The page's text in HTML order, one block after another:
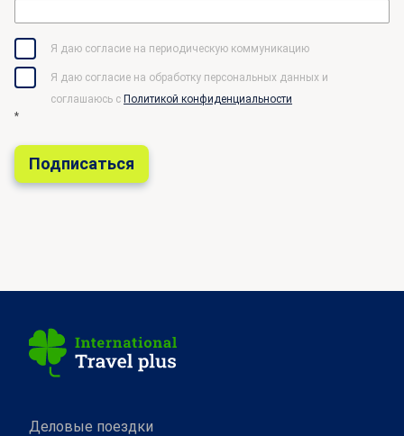
Я даю согласие на периодическую коммуникацию
Я даю согласие на обработку персональных данных и
соглашаюсь c Политикой конфиденциальности
*
Деловые поездки